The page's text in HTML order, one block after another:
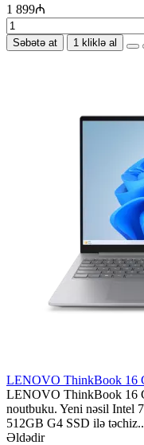
1 899₼
Səbətə at 1 kliklə al
LENOVO ThinkBook 16
LENOVO ThinkBook 16
noutbuku. Yeni nəsil Intel
512GB G4 SSD ilə təchiz..
Əldədir